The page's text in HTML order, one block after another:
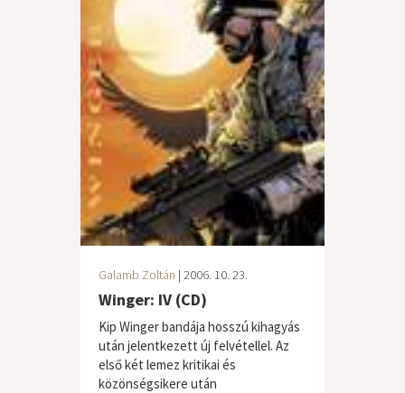
Galamb Zoltán | 2006. 10. 23.
Winger: IV (CD)
Kip Winger bandája hosszú kihagyás
után jelentkezett új felvétellel. Az
első két lemez kritikai és
közönségsikere után